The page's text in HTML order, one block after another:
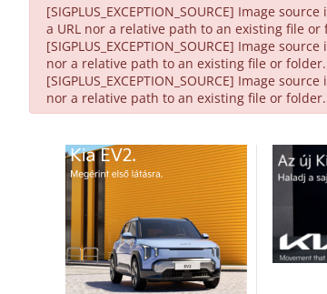
danger
[SIGPLUS_EXCEPTION_SOURCE] Image
a URL nor a relative path to an existing file or
[SIGPLUS_EXCEPTION_SOURCE] Image
nor a relative path to an existing file or folder.
[SIGPLUS_EXCEPTION_SOURCE] Image
nor a relative path to an existing file or folder.